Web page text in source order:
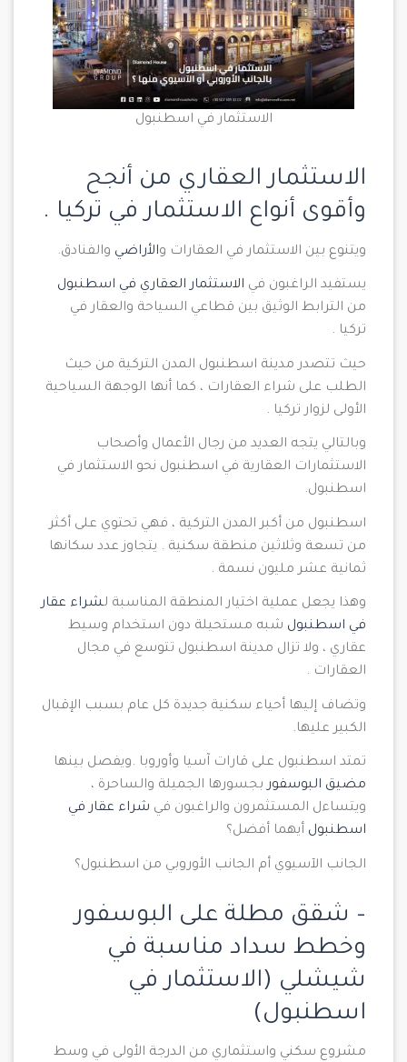
الاستثمار في اسطنبول
الاستثمار العقاري من أنجح
وأقوى أنواع الاستثمار في تركيا .
ويتنوع بين الاستثمار في العقارات والأراضي والفنادق.
يستفيد الراغبون في الاستثمار العقاري في اسطنبول
من الترابط الوثيق بين قطاعي السياحة والعقار في
تركيا .
حيث تتصدر مدينة اسطنبول المدن التركية من حيث
الطلب على شراء العقارات ، كما أنها الوجهة السياحية
الأولى لزوار تركيا .
وبالتالي يتجه العديد من رجال الأعمال وأصحاب
الاستثمارات العقارية في اسطنبول نحو الاستثمار في
اسطنبول.
اسطنبول من أكبر المدن التركية ، فهي تحتوي على أكثر
من تسعة وثلاثين منطقة سكنية . يتجاوز عدد سكانها
ثمانية عشر مليون نسمة .
وهذا يجعل عملية اختيار المنطقة المناسبة لشراء عقار
في اسطنبول شبه مستحيلة دون استخدام وسيط
عقاري ، ولا تزال مدينة اسطنبول تتوسع في مجال
العقارات .
وتضاف إليها أحياء سكنية جديدة كل عام بسبب الإقبال
الكبير عليها.
تمتد اسطنبول على قارات آسيا وأوروبا .ويفصل بينها
مضيق البوسفوربجسورها الجميلة والساحرة ،
ويتساءل المستثمرون والراغبون في شراء عقار في
اسطنبول أيهما أفضل؟
الجانب الآسيوي أم الجانب الأوروبي من اسطنبول؟
– شقق مطلة على البوسفور
وخطط سداد مناسبة في
شيشلي (الاستثمار في
اسطنبول)
مشروع سكني واستثماري من الدرجة الأولى في وسط